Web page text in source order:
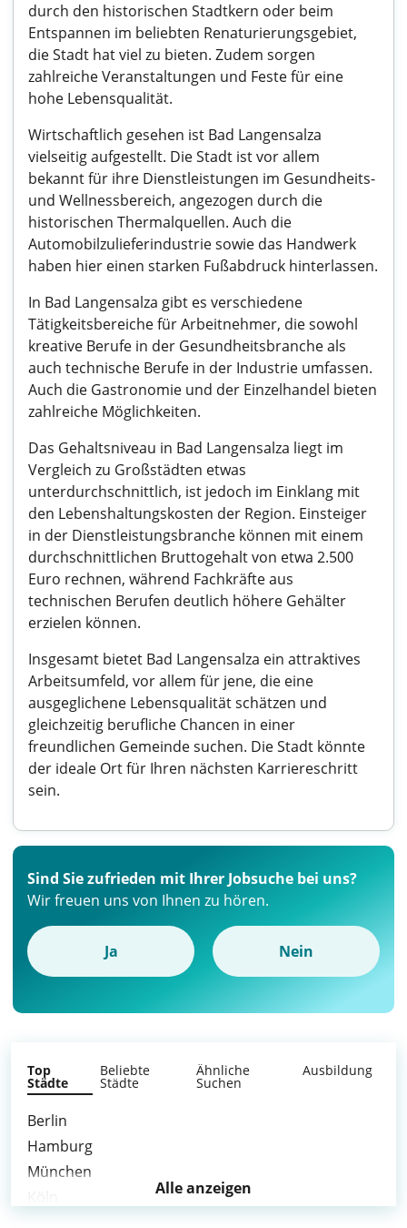
durch den historischen Stadtkern oder beim
Entspannen im beliebten Renaturierungsgebiet,
die Stadt hat viel zu bieten. Zudem sorgen
zahlreiche Veranstaltungen und Feste für eine
hohe Lebensqualität.
Wirtschaftlich gesehen ist Bad Langensalza
vielseitig aufgestellt. Die Stadt ist vor allem
bekannt für ihre Dienstleistungen im Gesundheits-
und Wellnessbereich, angezogen durch die
historischen Thermalquellen. Auch die
Automobilzulieferindustrie sowie das Handwerk
haben hier einen starken Fußabdruck hinterlassen.
In Bad Langensalza gibt es verschiedene
Tätigkeitsbereiche für Arbeitnehmer, die sowohl
kreative Berufe in der Gesundheitsbranche als
auch technische Berufe in der Industrie umfassen.
Auch die Gastronomie und der Einzelhandel bieten
zahlreiche Möglichkeiten.
Das Gehaltsniveau in Bad Langensalza liegt im
Vergleich zu Großstädten etwas
unterdurchschnittlich, ist jedoch im Einklang mit
den Lebenshaltungskosten der Region. Einsteiger
in der Dienstleistungsbranche können mit einem
durchschnittlichen Bruttogehalt von etwa 2.500
Euro rechnen, während Fachkräfte aus
technischen Berufen deutlich höhere Gehälter
erzielen können.
Insgesamt bietet Bad Langensalza ein attraktives
Arbeitsumfeld, vor allem für jene, die eine
ausgeglichene Lebensqualität schätzen und
gleichzeitig berufliche Chancen in einer
freundlichen Gemeinde suchen. Die Stadt könnte
der ideale Ort für Ihren nächsten Karriereschritt
sein.
Sind Sie zufrieden mit Ihrer Jobsuche bei uns?
Wir freuen uns von Ihnen zu hören.
Ja Nein
Top
Städte
Beliebte
Städte
Ähnliche
Suchen
Ausbildung
Berlin
Hamburg
München
Alle anzeigen